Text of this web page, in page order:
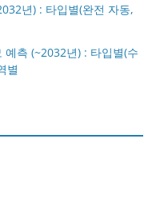
년) : 타입별(완전 자동,
측 (~2032년) : 타입별(수
별